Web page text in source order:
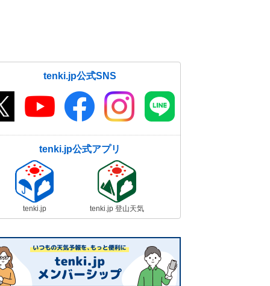
tenki.jp公式SNS
tenki.jp公式アプリ
tenki.jp tenki.jp 登山天気